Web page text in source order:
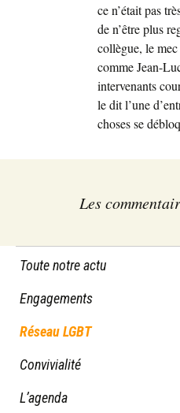
ce n’était pas
de n’être plus
collègue, le
comme Jean-
intervenants
le dit l’une
choses se
Les
Toute notre actu
Engagements
Réseau LGBT
Convivialité
L’agenda